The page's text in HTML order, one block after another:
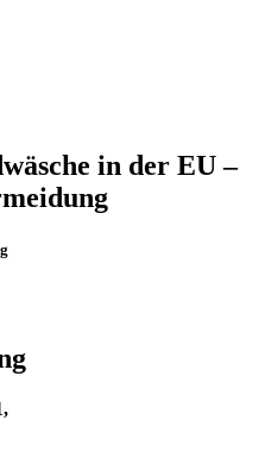
in der EU –